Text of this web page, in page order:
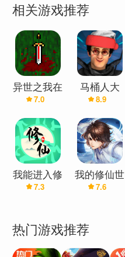
相关游戏推荐
异世之我在
修仙世界御
剑除魔
7.0
马桶人大
战:开放世
界(辅助菜
单)
8.9
我能进入修
仙世界
7.3
我的修仙世
界
7.6
热门游戏推荐